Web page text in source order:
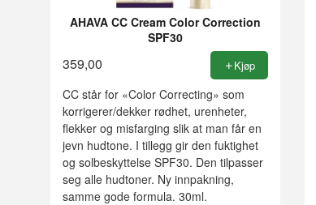
AHAVA CC Cream Color Correction
SPF30
359,00 Kjøp
CC står for «Color Correcting» som
korrigerer/dekker rødhet, urenheter,
flekker og misfarging slik at man får en
jevn hudtone. I tillegg gir den fuktighet
og solbeskyttelse SPF30. Den tilpasser
seg alle hudtoner. Ny innpakning,
samme gode formula. 30ml.